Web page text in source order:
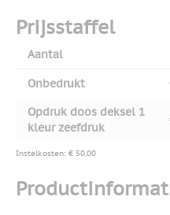
Prijsstaffel
Aantal
Onbedrukt
Opdruk doos deksel 1
kleur zeefdruk
Instelkosten: € 50,00